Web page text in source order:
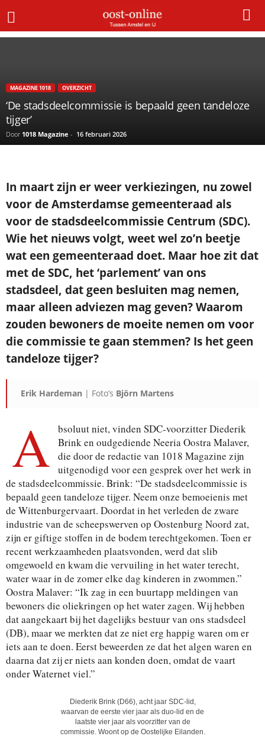
Home ‘De stadsdeelcommissie is bepaald geen tandeloze tijger’
MAGAZINE 1018 OVERZICHT
‘De stadsdeelcommissie is bepaald geen tandeloze
tijger’
Door 1018 Magazine - 16 februari 2026
In maart zijn er weer verkiezingen, nu zowel
voor de Amsterdamse gemeenteraad als
voor de stadsdeelcommissie Centrum (SDC).
Wie het nieuws volgt, weet wel zo’n beetje
wat een gemeenteraad doet. Maar hoe zit dat
met de SDC, het ‘parlement’ van ons
stadsdeel, dat geen besluiten mag nemen,
maar alleen adviezen mag geven? Waarom
zouden bewoners de moeite nemen om voor
die commissie te gaan stemmen? Is het geen
tandeloze tijger?
Erik Hardeman | Foto’s Björn Martens
A
bsoluut niet, vinden SDC-voorzitter Diederik
Brink en oudgediende Neeria Oostra Malaver,
die door de redactie van 1018 Magazine zijn
uitgenodigd voor een gesprek over het werk in
de stadsdeelcommissie. Brink: “De stadsdeelcommissie is
bepaald geen tandeloze tijger. Neem onze bemoeienis met
de Wittenburgervaart. Doordat in het verleden de zware
industrie van de scheepswerven op Oostenburg Noord zat,
zijn er giftige stoffen in de bodem terechtgekomen. Toen er
recent werkzaamheden plaatsvonden, werd dat slib
omgewoeld en kwam die vervuiling in het water terecht,
water waar in de zomer elke dag kinderen in zwommen.”
Oostra Malaver: “Ik zag in een buurtapp meldingen van
bewoners die oliekringen op het water zagen. Wij hebben
dat aangekaart bij het dagelijks bestuur van ons stadsdeel
(DB), maar we merkten dat ze niet erg happig waren om er
iets aan te doen. Eerst beweerden ze dat het algen waren en
daarna dat zij er niets aan konden doen, omdat de vaart
onder Waternet viel.”
Diederik Brink (D66), acht jaar SDC-lid,
waarvan de eerste vier jaar als duo-lid en de
laatste vier jaar als voorzitter van de
commissie. Woont op de Oostelijke Eilanden.
×
VOORNAAM
Met de inschrijving accepteer ik de
privacyverklaring.
Je ontvangt een bevestiging in je mailbox.